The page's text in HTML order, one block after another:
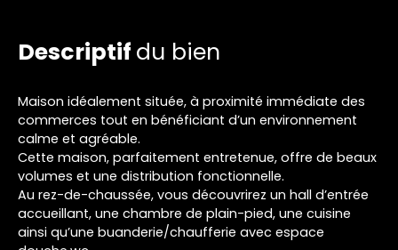
Descriptif du bien
Maison idéalement située, à proximité immédiate des
commerces tout en bénéficiant d’un environnement
calme et agréable.
Cette maison, parfaitement entretenue, offre de beaux
volumes et une distribution fonctionnelle.
Au rez-de-chaussée, vous découvrirez un hall d’entrée
accueillant, une chambre de plain-pied, une cuisine
ainsi qu’une buanderie/chaufferie avec espace